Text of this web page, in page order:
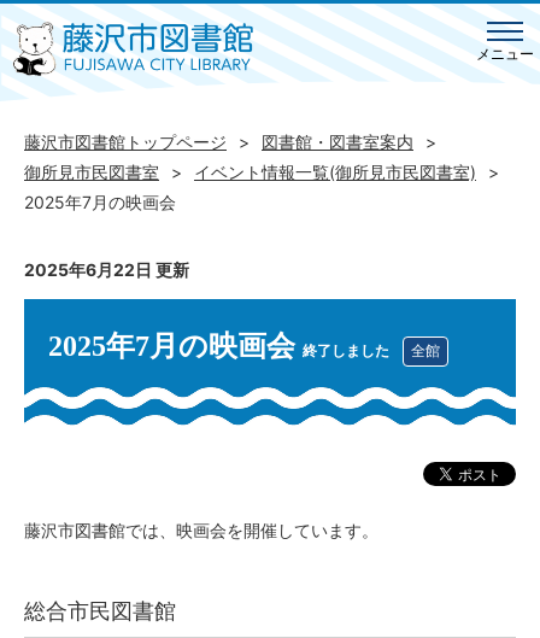
メニュー
藤沢市図書館トップページ
図書館・図書室案内
御所見市民図書室
イベント情報一覧(御所見市民図書室)
2025年7月の映画会
2025年6月22日 更新
2025年7月の映画会 終了しました 全館
藤沢市図書館では、映画会を開催しています。
総合市民図書館